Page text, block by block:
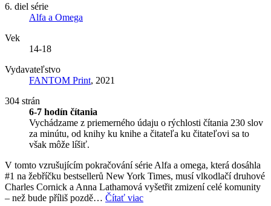
6. diel série
Alfa a Omega
Vek
14-18
Vydavateľstvo
FANTOM Print, 2021
304 strán
6-7 hodín čítania
Vychádzame z priemerného údaju o rýchlosti čítania 230 slov
za minútu, od knihy ku knihe a čitateľa ku čitateľovi sa to
však môže líšiť.
V tomto vzrušujícím pokračování série Alfa a omega, která dosáhla
#1 na žebříčku bestsellerů New York Times, musí vlkodlačí druhové
Charles Cornick a Anna Lathamová vyšetřit zmizení celé komunity
– než bude příliš pozdě… Čítať viac